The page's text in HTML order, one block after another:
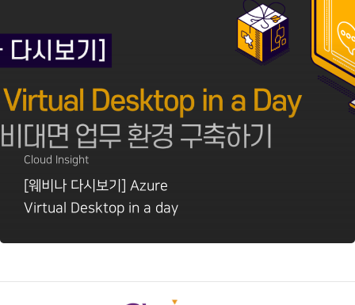
Cloud Insight
[웨비나 다시보기] Azure
Virtual Desktop in a day